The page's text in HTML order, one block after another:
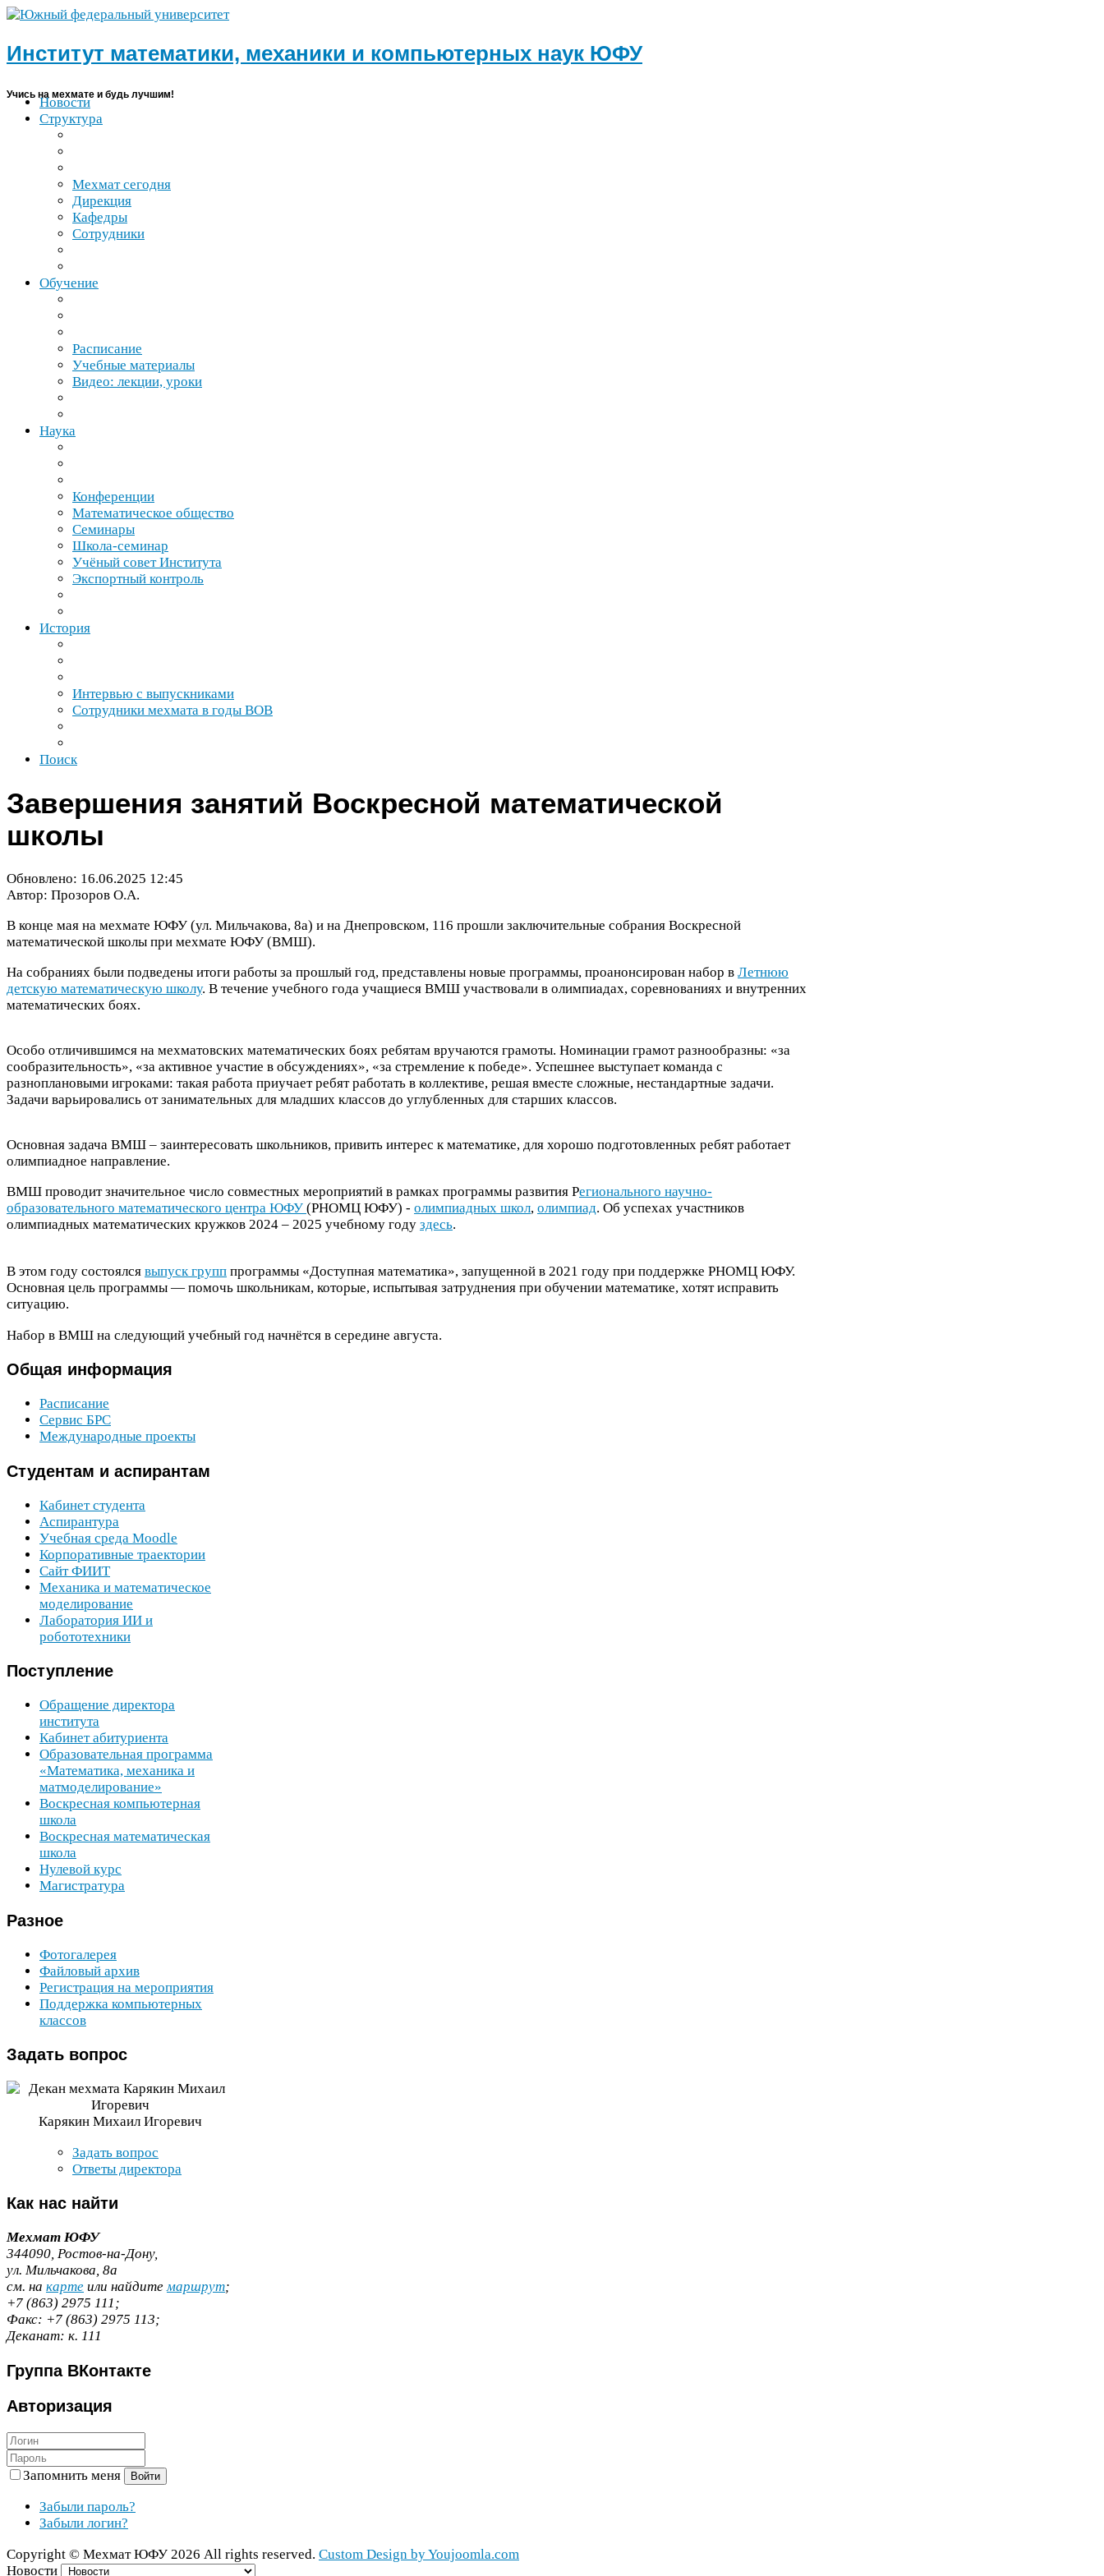
Институт математики, механики и компьютерных наук ЮФУ
Учись на мехмате и будь лучшим!
Новости
Структура
Мехмат сегодня
Дирекция
Кафедры
Сотрудники
Обучение
Расписание
Учебные материалы
Видео: лекции, уроки
Наука
Конференции
Математическое общество
Семинары
Школа-​семинар
Учёный совет Института
Экспортный контроль
История
Интервью с выпускниками
Сотрудники мехмата в годы ВОВ
Поиск
Завершения занятий Воскресной математической
школы
Обновлено: 16.06.2025 12:45
Автор: Прозоров О.А.
В конце мая на мехмате ЮФУ (ул. Мильчакова, 8а) и на Днепровском, 116 прошли заключительные собрания Воскресной
математической школы при мехмате ЮФУ (ВМШ).
На собраниях были подведены итоги работы за прошлый год, представлены новые программы, проанонсирован набор в Летнюю
детскую математическую школу. В течение учебного года учащиеся ВМШ участвовали в олимпиадах, соревнованиях и внутренних
математических боях.
Особо отличившимся на мехматовских математических боях ребятам вручаются грамоты. Номинации грамот разнообразны: «за
сообразительность», «за активное участие в обсуждениях», «за стремление к победе». Успешнее выступает команда с
разноплановыми игроками: такая работа приучает ребят работать в коллективе, решая вместе сложные, нестандартные задачи.
Задачи варьировались от занимательных для младших классов до углубленных для старших классов.
Основная задача ВМШ – заинтересовать школьников, привить интерес к математике, для хорошо подготовленных ребят работает
олимпиадное направление.
ВМШ проводит значительное число совместных мероприятий в рамках программы развития Регионального научно-​
образовательного математического центра ЮФУ (РНОМЦ ЮФУ) - олимпиадных школ, олимпиад. Об успехах участников
олимпиадных математических кружков 2024 – 2025 учебному году здесь.
В этом году состоялся выпуск групп программы «Доступная математика», запущенной в 2021 году при поддержке РНОМЦ ЮФУ.
Основная цель программы — помочь школьникам, которые, испытывая затруднения при обучении математике, хотят исправить
ситуацию.
Набор в ВМШ на следующий учебный год начнётся в середине августа.
Общая информация
Расписание
Сервис БРС
Международные проекты
Студентам и аспирантам
Кабинет студента
Аспирантура
Учебная среда Moodle
Корпоративные траектории
СайтФИИТ
Механика и математическое
моделирование
Лаборатория ИИ и
робототехники
Поступление
Обращение директора
института
Кабинет абитуриента
Образовательная программа
«Математика, механика и
матмоделирование»
Воскресная компьютерная
школа
Воскресная математическая
школа
Нулевой курс
Магистратура
Разное
Фотогалерея
Файловый архив
Регистрация на мероприятия
Поддержка компьютерных
классов
Задать вопрос
Карякин Михаил Игоревич
Задать вопрос
Ответы директора
Как нас найти
Мехмат ЮФУ
344090, Ростов-​на-​Дону,
ул. Мильчакова, 8а
cм. на карте или найдитемаршрут;
+7 (863) 2975 111;
Факс: +7 (863) 2975 113;
Деканат: к. 111
ГруппаВКонтакте
Авторизация
Запомнить меня Войти
Забыли пароль?
Забыли логин?
Copy­right © МехматЮФУ 2026 All rights reserved. Cus­tom Design by You​joomla​.com
Новости